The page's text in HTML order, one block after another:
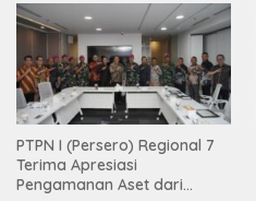
PTPN I (Persero) Regional 7
Terima Apresiasi
Pengamanan Aset dari